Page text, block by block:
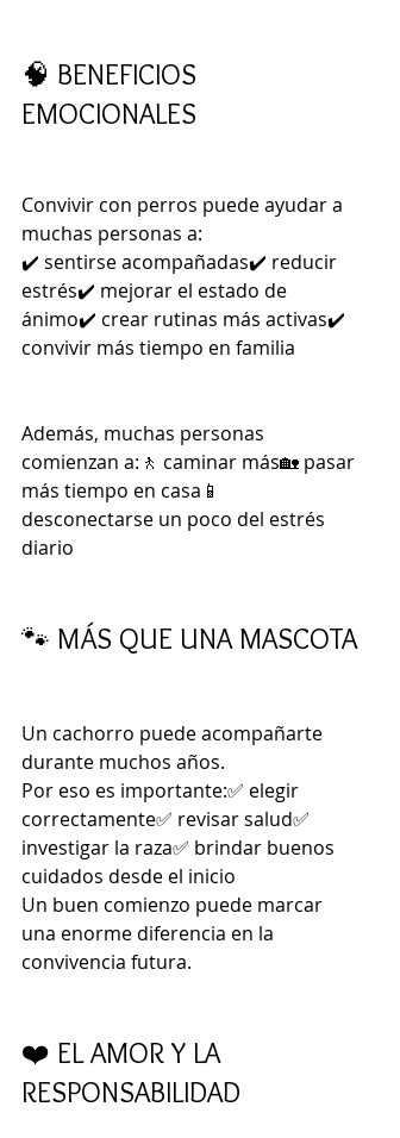
🧠 BENEFICIOS
EMOCIONALES
Convivir con perros puede ayudar a
muchas personas a:
✔️ sentirse acompañadas✔️ reducir
estrés✔️ mejorar el estado de
ánimo✔️ crear rutinas más activas✔️
convivir más tiempo en familia
Además, muchas personas
comienzan a:🚶 caminar más🏡 pasar
más tiempo en casa📱
desconectarse un poco del estrés
diario
🐾 MÁS QUE UNA MASCOTA
Un cachorro puede acompañarte
durante muchos años.
Por eso es importante:✅ elegir
correctamente✅ revisar salud✅
investigar la raza✅ brindar buenos
cuidados desde el inicio
Un buen comienzo puede marcar
una enorme diferencia en la
convivencia futura.
❤️ EL AMOR Y LA
RESPONSABILIDAD